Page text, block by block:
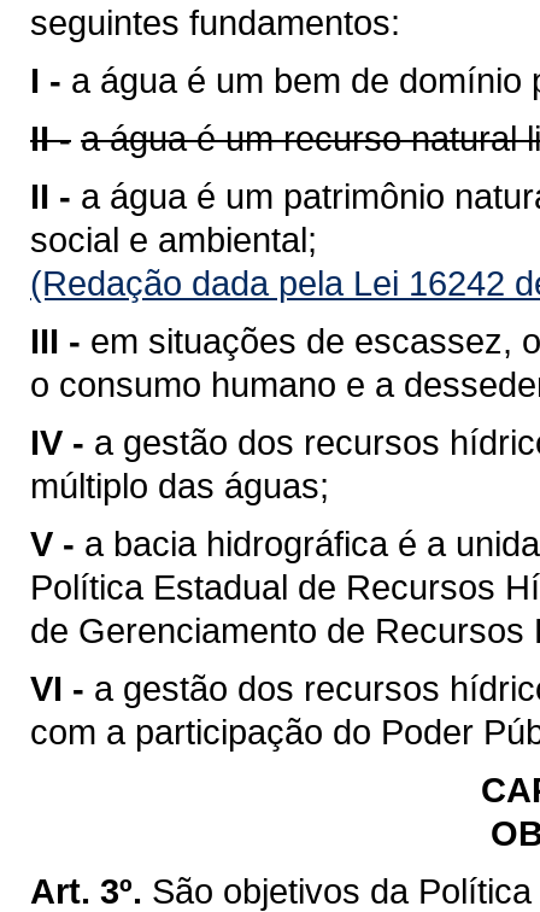
seguintes fundamentos:
I - a água é um bem de domínio
II - a água é um recurso natural
II - a água é um patrimônio
social e ambiental;
(Redação dada pela Lei 16242
III - em situações de escassez,
o consumo humano e a
IV - a gestão dos recursos
múltiplo das águas;
V - a bacia hidrográfica é a
Política Estadual de Recursos
de Gerenciamento de Recursos
VI - a gestão dos recursos
com a participação do Poder
Art. 3º. São objetivos da